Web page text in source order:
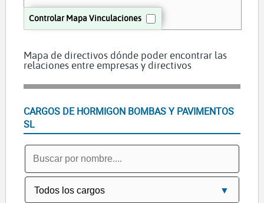
Controlar Mapa Vinculaciones
Mapa de directivos dónde poder encontrar las
relaciones entre empresas y directivos
CARGOS DE HORMIGON BOMBAS Y PAVIMENTOS
SL